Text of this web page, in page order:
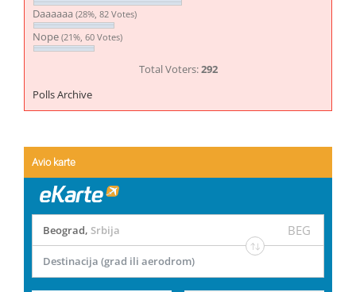
Daaaaaa (28%, 82 Votes)
Nope (21%, 60 Votes)
Total Voters:292
Polls Archive
Avio karte
Beograd, Srbija BEG
Destinacija (grad ili aerodrom)